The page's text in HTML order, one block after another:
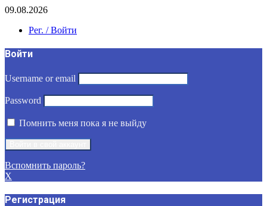
09.08.2026
Рег. / Войти
Войти
Username or email
Password
Помнить меня пока я не выйду
Вспомнить пароль?
X
Регистрация